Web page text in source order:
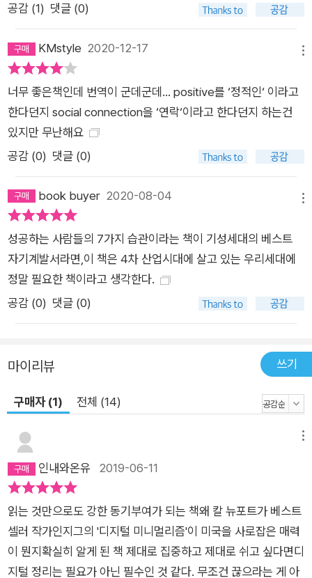
공감 (1) 댓글 (0)
KMstyle 2020-12-17
너무 좋은책인데 번역이 군데군데... positive를 ‘정적인‘ 이라고
한다던지 social connection을 ‘연락‘이라고 한다던지 하는건
있지만 무난해요
공감 (0) 댓글 (0)
book buyer 2020-08-04
성공하는 사람들의 7가지 습관이라는 책이 기성세대의 베스트
자기계발서라면,이 책은 4차 산업시대에 살고 있는 우리세대에
정말 필요한 책이라고 생각한다.
공감 (0) 댓글 (0)
마이리뷰 쓰기
구매자 (1) 전체 (14)
인내와온유 2019-06-11
읽는 것만으로도 강한 동기부여가 되는 책왜 칼 뉴포트가 베스트
셀러 작가인지그의 '디지털 미니멀리즘'이 미국을 사로잡은 매력
이 뭔지확실히 알게 된 책 제대로 집중하고 제대로 쉬고 싶다면디
지털 정리는 필요가 아닌 필수인 것 같다. 무조건 끊으라는 게 아